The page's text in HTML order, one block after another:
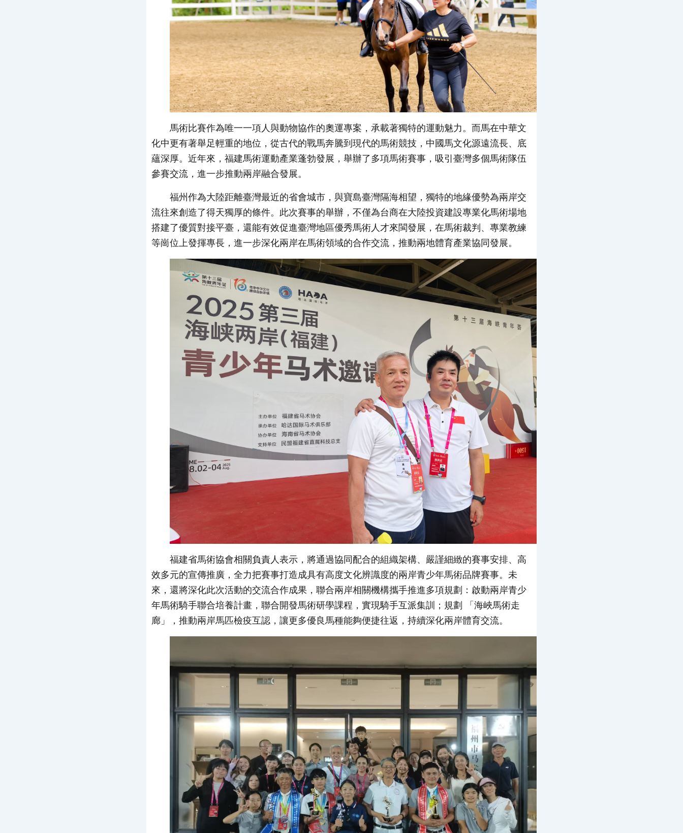
馬術比賽作為唯一一項人與動物協作的奧運專案，承載著獨特的運動魅力。而馬在中華文
化中更有著舉足輕重的地位，從古代的戰馬奔騰到現代的馬術競技，中國馬文化源遠流長、底
蘊深厚。近年來，福建馬術運動產業蓬勃發展，舉辦了多項馬術賽事，吸引臺灣多個馬術隊伍
參賽交流，進一步推動兩岸融合發展。
福州作為大陸距離臺灣最近的省會城市，與寶島臺灣隔海相望，獨特的地緣優勢為兩岸交
流往來創造了得天獨厚的條件。此次賽事的舉辦，不僅為台商在大陸投資建設專業化馬術場地
搭建了優質對接平臺，還能有效促進臺灣地區優秀馬術人才來閩發展，在馬術裁判、專業教練
等崗位上發揮專長，進一步深化兩岸在馬術領域的合作交流，推動兩地體育產業協同發展。
福建省馬術協會相關負責人表示，將通過協同配合的組織架構、嚴謹細緻的賽事安排、高
效多元的宣傳推廣，全力把賽事打造成具有高度文化辨識度的兩岸青少年馬術品牌賽事。未
來，還將深化此次活動的交流合作成果，聯合兩岸相關機構攜手推進多項規劃：啟動兩岸青少
年馬術騎手聯合培養計畫，聯合開發馬術研學課程，實現騎手互派集訓；規劃 「海峽馬術走
廊」，推動兩岸馬匹檢疫互認，讓更多優良馬種能夠便捷往返，持續深化兩岸體育交流。